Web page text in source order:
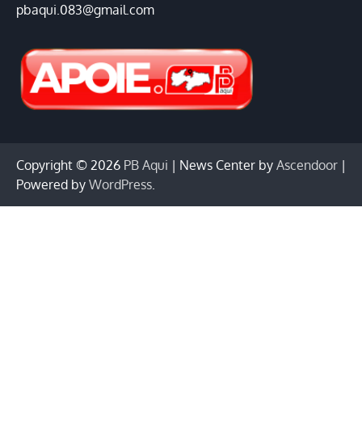
pbaqui.083@gmail.com
Copyright © 2026 PB Aqui | News Center by Ascendoor |
Powered by WordPress